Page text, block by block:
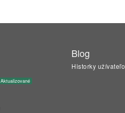
Aktualizované
Blog
Historky